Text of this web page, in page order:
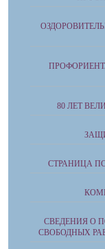
80 ЛЕТ
СТРАНИЦА
СВЕДЕНИЯ О
СВОБОДНЫХ